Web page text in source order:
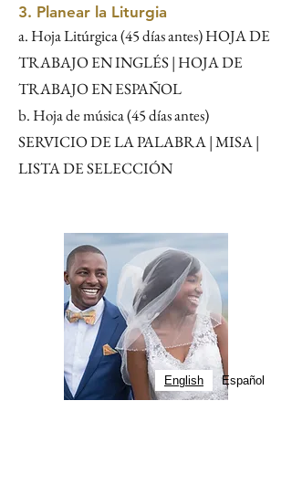
3. Planear la Liturgia
a. Hoja Litúrgica (45 días antes) HOJA DE
TRABAJO EN INGLÉS | HOJA DE
TRABAJO EN ESPAÑOL
b. Hoja de música (45 días antes)
SERVICIO DE LA PALABRA | MISA |
LISTA DE SELECCIÓN
English Español